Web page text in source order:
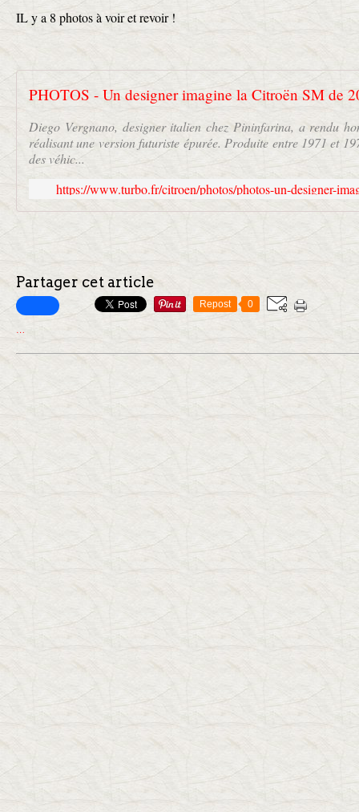
IL y a 8 photos à voir et revoir !
PHOTOS - Un designer imagine la Citroën SM de
Diego Vergnano, designer italien chez Pininfarina, a rendu
réalisant une version futuriste épurée. Produite entre 1971 et
des véhic...
https://www.turbo.fr/citroen/photos/photos-un-designer-
Partager cet article
Repost 0
…